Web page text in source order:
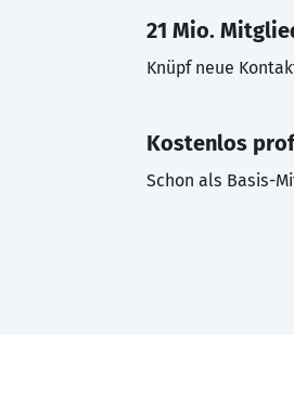
21 Mio.
Knüpf neue
Kostenlos
Schon als Basis-